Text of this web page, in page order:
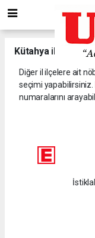
Kütahya il ve
Diğer il ilçelere ait
seçimi
numaralarını